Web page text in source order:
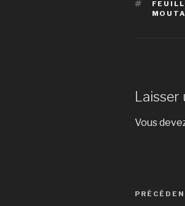
Laisser
Vous
Article